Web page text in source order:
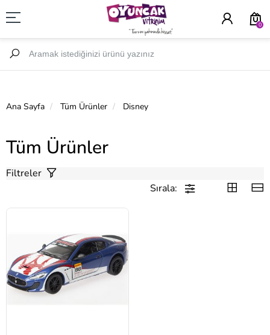
0
Ana Sayfa Tüm Ürünler Disney
Tüm Ürünler
Filtreler
Sırala: